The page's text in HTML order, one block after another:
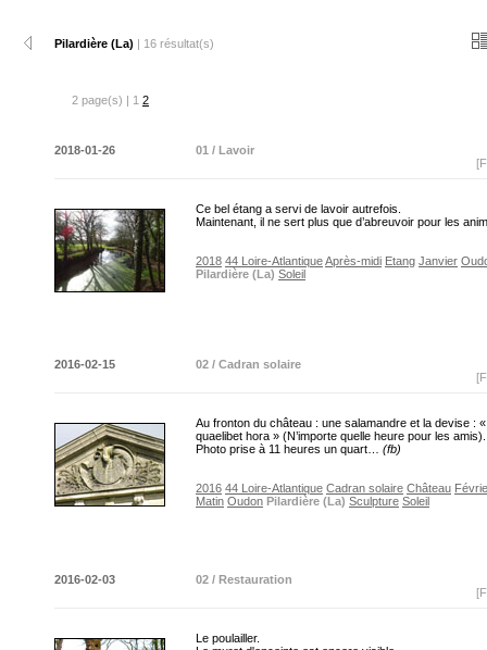
Pilardière (La) | 16 résultat(s)
2 page(s) | 1 2
2018-01-26
01 / Lavoir
Ce bel étang a servi de lavoir autrefois.
Maintenant, il ne sert plus que d’abreuvoir pour les
2018 44 Loire-AtlantiqueAprès-midi Etang Janvier
Pilardière (La) Soleil
2016-02-15
02 / Cadran solaire
Au fronton du château : une salamandre et la devise :
quaelibet hora » (N’importe quelle heure pour les amis).
Photo prise à 11 heures un quart… (fb)
2016 44 Loire-Atlantique Cadran solaire Château
Matin Oudon Pilardière (La) Sculpture Soleil
2016-02-03
02 / Restauration
Le poulailler.